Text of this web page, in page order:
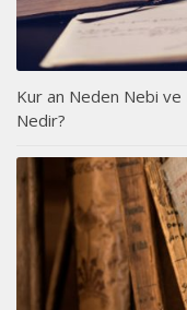
Kur an Neden Nebi ve
Nedir?